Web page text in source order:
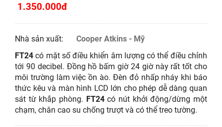
1.350.000đ
Nhà sản xuất:
Cooper Atkins - Mỹ
FT24 có mặt số điều khiển âm lượng có thể điều chỉnh
tới 90 decibel. Đồng hồ bấm giờ 24 giờ này rất tốt cho
môi trường làm việc ồn ào. Đèn đỏ nhấp nháy khi báo
thức kêu và màn hình LCD lớn cho phép dễ dàng quan
sát từ khắp phòng. FT24có nút khởi động/dừng một
chạm, chân cao su chống trượt và có thể treo tường.